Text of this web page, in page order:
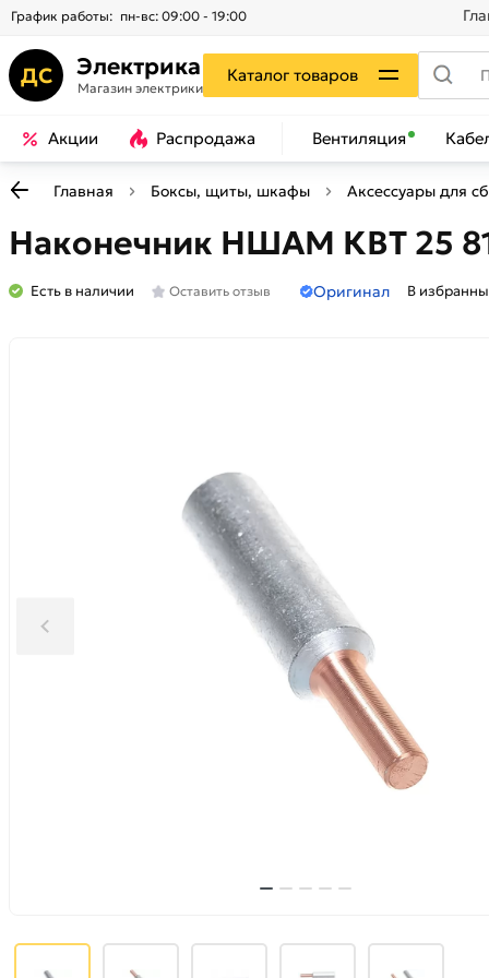
График работы: пн-вс: 09:00 - 19:00
ДС Электрика
Магазин электрики
Каталог товаров
Акции Распродажа Вентиляция
Главная Боксы, щиты, шкафы Аксессуары для
Наконечник НШАМ КВТ 25
Есть в наличии Оставить отзыв Оригинал В